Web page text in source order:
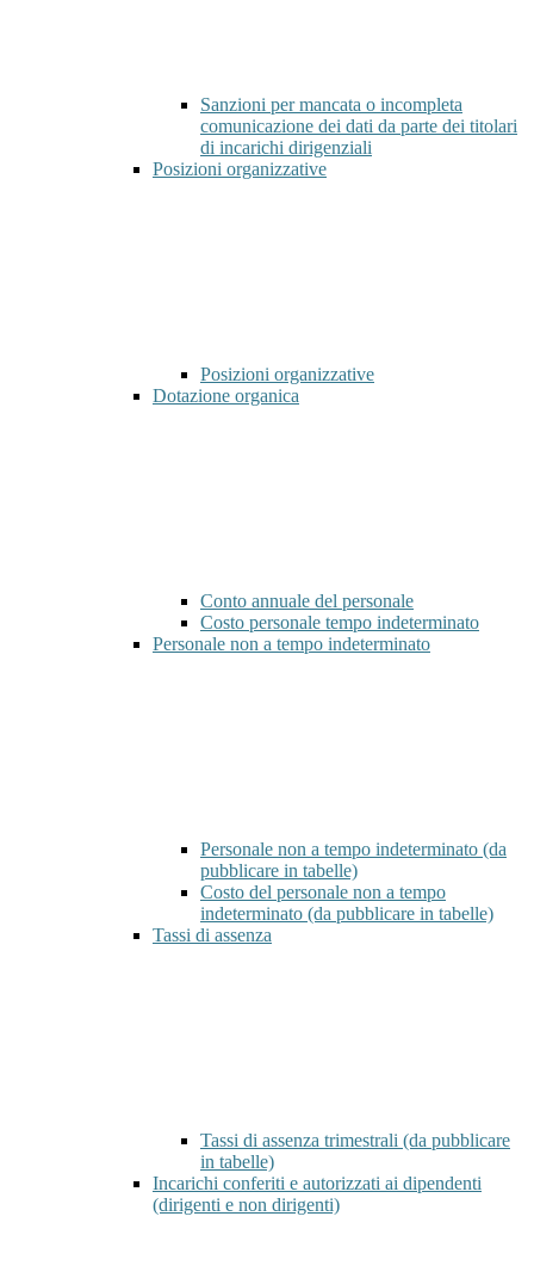
Sanzioni per mancata o incompleta
comunicazione dei dati da parte dei titolari
di incarichi dirigenziali
Posizioni organizzative
Posizioni organizzative
Dotazione organica
Conto annuale del personale
Costo personale tempo indeterminato
Personale non a tempo indeterminato
Personale non a tempo indeterminato (da
pubblicare in tabelle)
Costo del personale non a tempo
indeterminato (da pubblicare in tabelle)
Tassi di assenza
Tassi di assenza trimestrali (da pubblicare
in tabelle)
Incarichi conferiti e autorizzati ai dipendenti
(dirigenti e non dirigenti)